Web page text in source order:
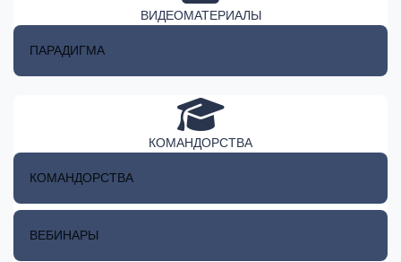
ВИДЕОМАТЕРИАЛЫ
ПАРАДИГМА
КОМАНДОРСТВА
КОМАНДОРСТВА
ВЕБИНАРЫ